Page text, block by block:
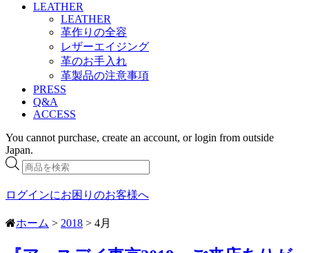
LEATHER
LEATHER
革作りの全容
レザーエイジング
革のお手入れ
革製品の注意事項
PRESS
Q&A
ACCESS
You cannot purchase, create an account, or login from outside
Japan.
商
品
検
ログインにお困りのお客様へ
ホーム > 2018 > 4月